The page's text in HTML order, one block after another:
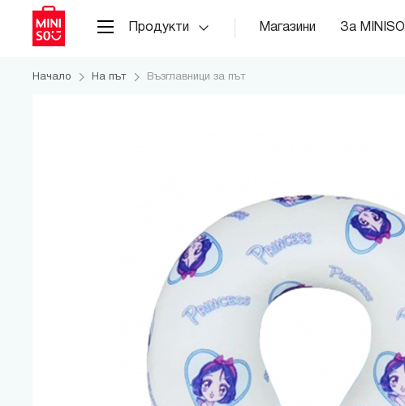
Продукти Магазини За MINISO
Начало На път Възглавници за път